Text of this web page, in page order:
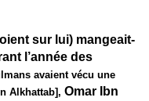
sur lui) mangeait-
l’année des
avaient vécu une
Alkhattab], Omar Ibn